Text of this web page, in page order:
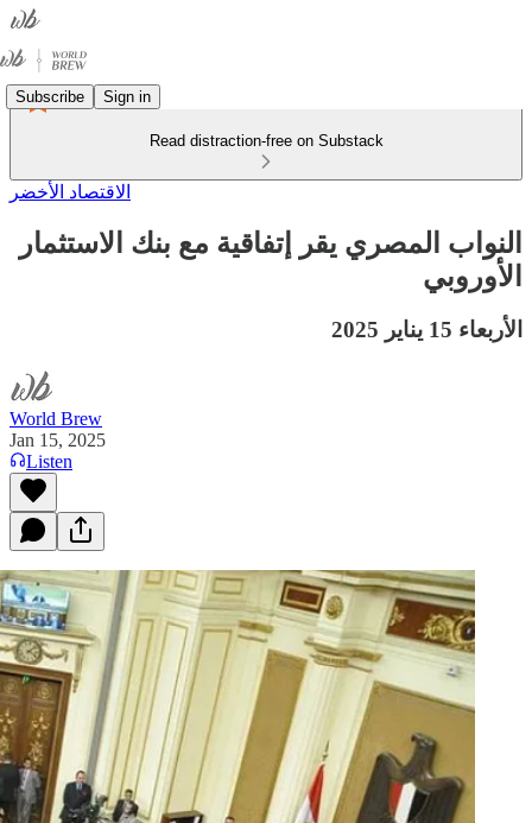
Subscribe Sign in
Read distraction-free on Substack
الاقتصاد الأخضر
النواب المصري يقر إتفاقية مع بنك الاستثمار
الأوروبي
الأربعاء 15 يناير 2025
World Brew
Jan 15, 2025
Listen